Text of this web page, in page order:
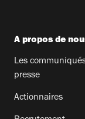
A propos de
Les
presse
Actionnaires